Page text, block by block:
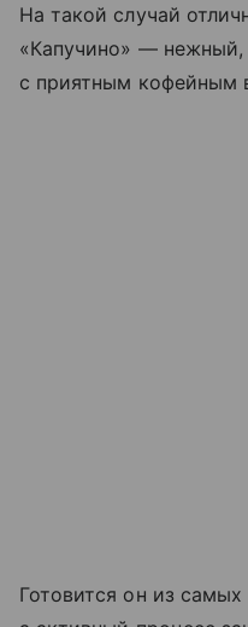
На такой случай
«Капучино» —
с приятным кофейным
Готовится он из